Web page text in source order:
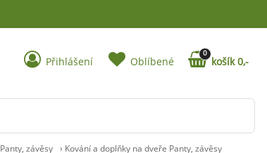
Panty, závěsy › Kování a doplňky na dveře Panty, závěsy
Přihlášení Oblíbené
0
košík 0,-